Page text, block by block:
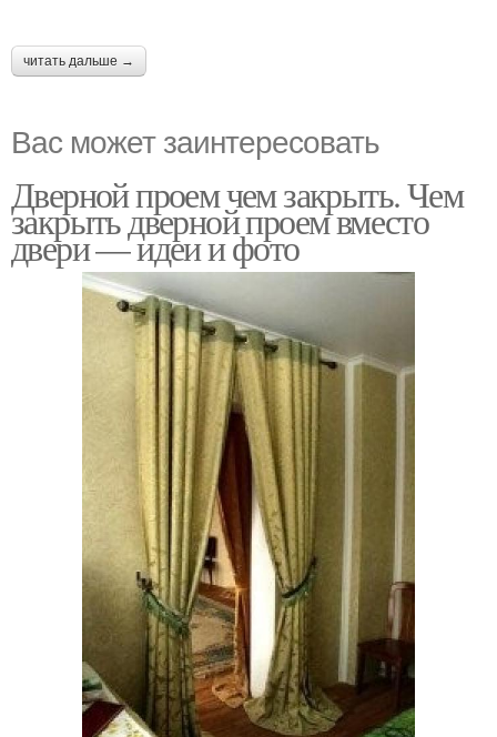
читать дальше →
Вас может заинтересовать
Дверной проем чем закрыть. Чем
закрыть дверной проем вместо
двери — идеи и фото